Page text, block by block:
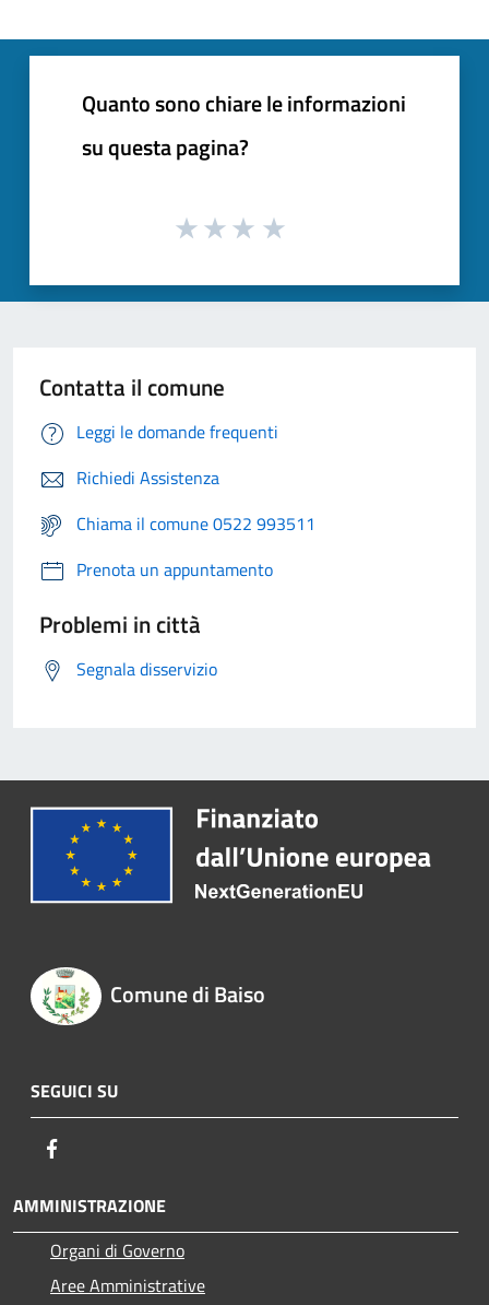
Quanto sono chiare le informazioni
su questa pagina?
Contatta il comune
Leggi le domande frequenti
Richiedi Assistenza
Chiama il comune 0522 993511
Prenota un appuntamento
Problemi in città
Segnala disservizio
Comune di Baiso
SEGUICI SU
AMMINISTRAZIONE
Organi di Governo
Aree Amministrative